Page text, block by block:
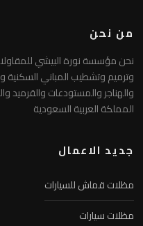
من نحن
نحن مؤسسة نورة البيشي
وترميم وتشطيب المباني السكنية
والهناجر والمستودعات والقرميد
المملكة العربية السعودية
جديد الاعمال
مظلات قماش للسيارات
مظلات سيارات